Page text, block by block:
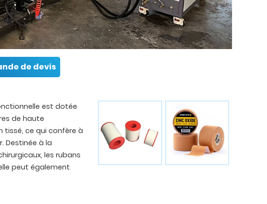
de devis
est dotée
de haute
tissé, ce qui confère à
Destinée à la
les rubans
peut également